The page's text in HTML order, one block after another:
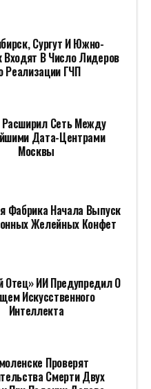
Сургут И Южно-
Входят В Число Лидеров
Реализации ГЧП
Расширил Сеть Между
Дата-Центрами
Москвы
Фабрика Начала Выпуск
Желейных Конфет
Отец» ИИ Предупредил О
Искусственного
Интеллекта
Проверят
Смерти Двух